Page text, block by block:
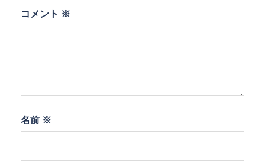
コメント ※
名前 ※